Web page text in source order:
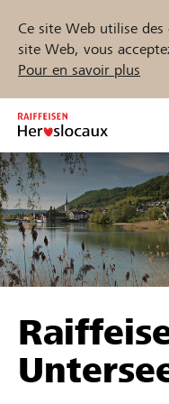
Ce site Web utilise
site Web, vous
Pour en savoir plus
Inhalt
springen
Parrainer
Soutien &
Trouvez des projets et